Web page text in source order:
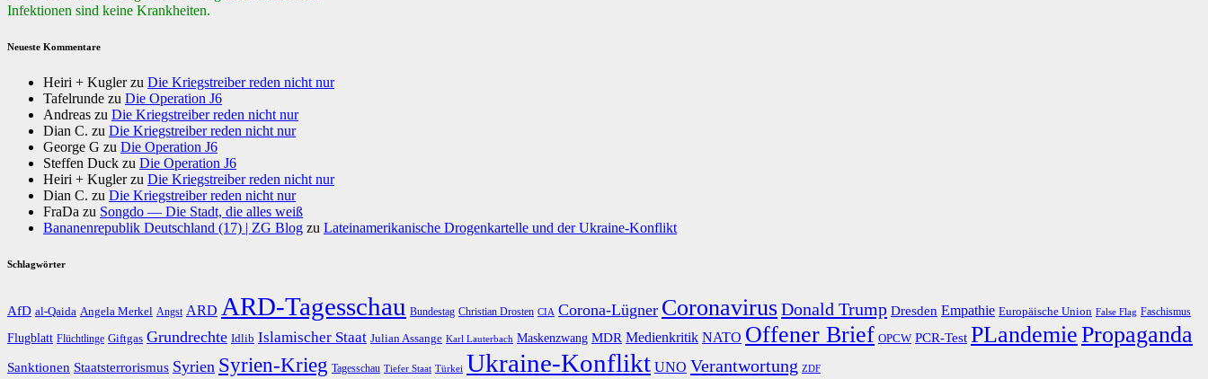
Infektionen sind keine Krankheiten.
Neueste Kommentare
Heiri + Kuglerzu Die Kriegstreiber reden nicht nur
Tafelrunde zu Die Operation J6
Andreas zu Die Kriegstreiber reden nicht nur
Dian C. zu Die Kriegstreiber reden nicht nur
George G zu Die Operation J6
Steffen Duck zu Die Operation J6
Heiri + Kuglerzu Die Kriegstreiber reden nicht nur
Dian C. zu Die Kriegstreiber reden nicht nur
FraDa zu Songdo — Die Stadt, die alles weiß
Bananenrepublik Deutschland (17) | ZG Blog zu Lateinamerikanische Drogenkartelle und der Ukraine-Konflikt
Schlagwörter
AfD al-Qaida Angela Merkel Angst ARD ARD-Tagesschau Bundestag Christian Drosten CIA Corona-Lügner CoronavirusDonald Trump Dresden Empathie Europäische Union False Flag Faschismus
Flugblatt Flüchtlinge Giftgas Grundrechte Idlib Islamischer Staat Julian Assange Karl Lauterbach Maskenzwang MDR Medienkritik NATO Offener Brief OPCW PCR-Test PLandemiePropaganda
Sanktionen Staatsterrorismus Syrien Syrien-Krieg Tagesschau Tiefer Staat Türkei Ukraine-Konflikt UNO Verantwortung ZDF